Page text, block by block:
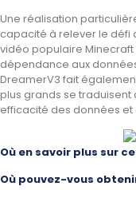
Une réalisation
capacité à relever le défi
vidéo populaire
dépendance aux
DreamerV3 fait
plus grands se
efficacité des données
Où en savoir plus sur
Où pouvez-vous